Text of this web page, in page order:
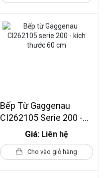
Bếp Từ Gaggenau
CI262105 Serie 200 -
Kích Thước 60 Cm
Giá: Liên hệ
Cho vào giỏ hàng